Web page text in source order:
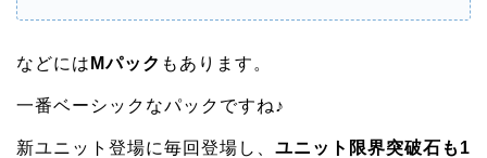
などには Mパック もあります。
一番ベーシックなパックですね♪
新ユニット登場に毎回登場し、 ユニット限界突破石も1